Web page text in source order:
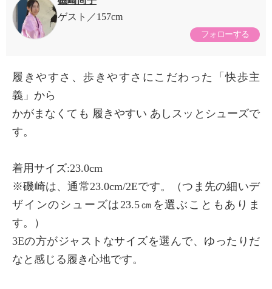
ゲスト
157cm
フォローする
履きやすさ、歩きやすさにこだわった「快歩主
義」から
かがまなくても 履きやすい あしスッとシューズで
す。
着用サイズ:23.0cm
※磯崎は、通常23.0cm/2Eです。（つま先の細いデ
ザインのシューズは23.5㎝を選ぶこともありま
す。）
3Eの方がジャストなサイズを選んで、ゆったりだ
なと感じる履き心地です。